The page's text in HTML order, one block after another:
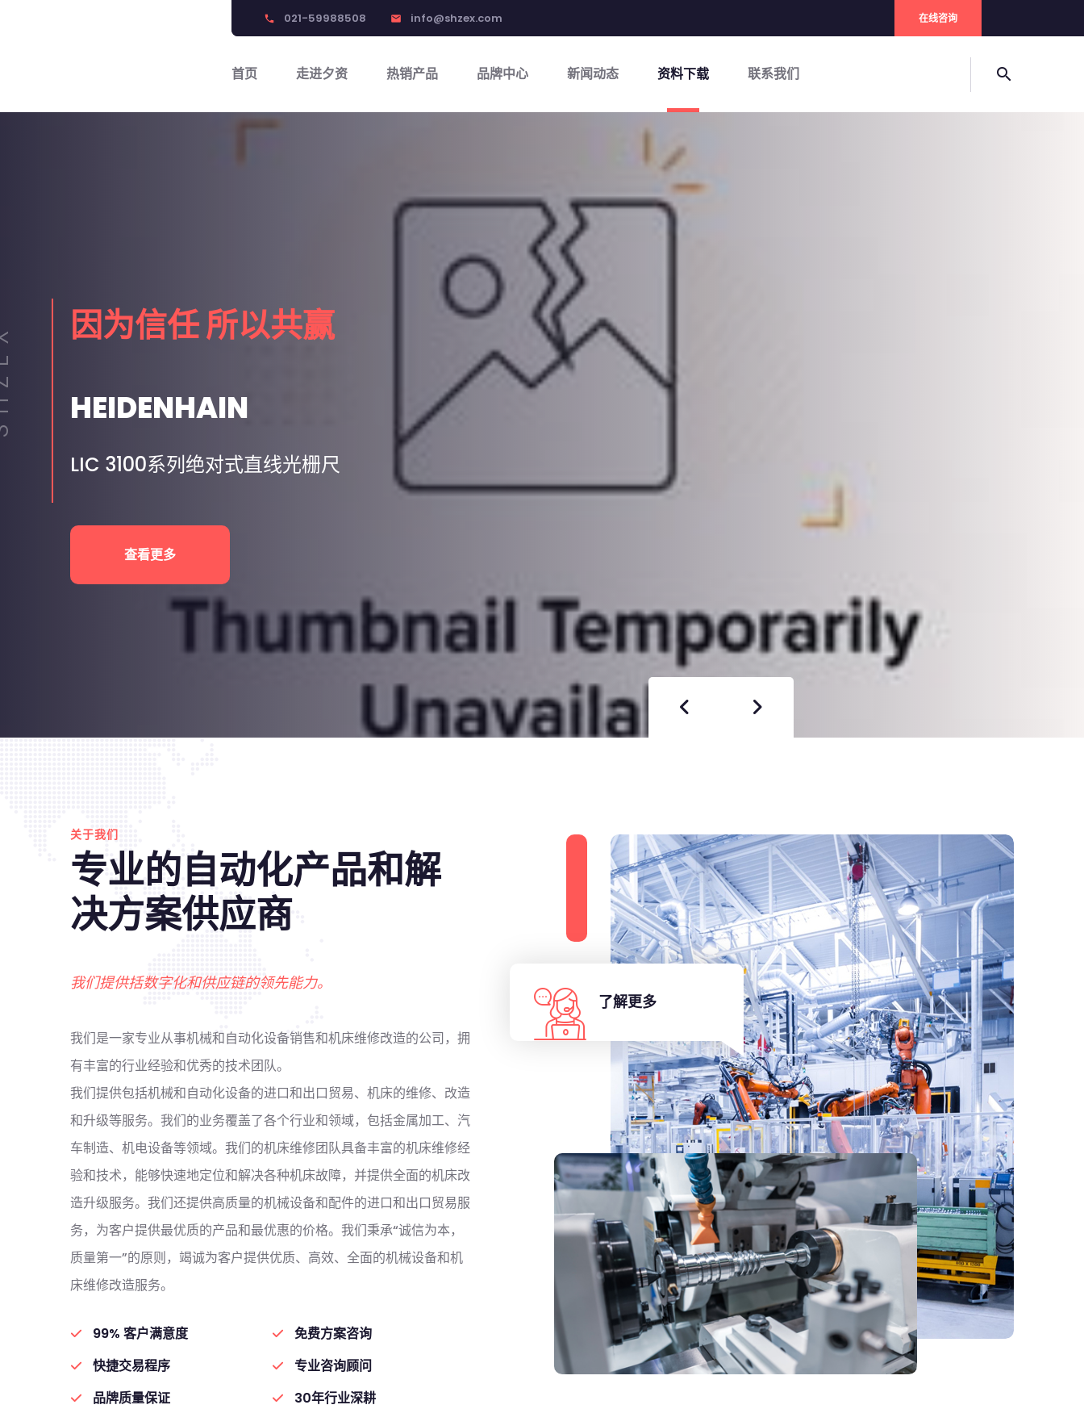
phone 021-59988508 email info@shzex.com 在线咨询
首页 走进夕资 热销产品 品牌中心 新闻动态 资料下载 联系我们 search
因为信任 所以共赢
HEIDENHAIN
LIC 3100系列绝对式直线光栅尺
查看更多
关于我们
专业的自动化产品和解
决方案供应商
我们提供括数字化和供应链的领先能力。
我们是一家专业从事机械和自动化设备销售和机床维修改造的公司，拥
有丰富的行业经验和优秀的技术团队。
我们提供包括机械和自动化设备的进口和出口贸易、机床的维修、改造
和升级等服务。我们的业务覆盖了各个行业和领域，包括金属加工、汽
车制造、机电设备等领域。我们的机床维修团队具备丰富的机床维修经
验和技术，能够快速地定位和解决各种机床故障，并提供全面的机床改
造升级服务。我们还提供高质量的机械设备和配件的进口和出口贸易服
务，为客户提供最优质的产品和最优惠的价格。我们秉承“诚信为本，
质量第一”的原则，竭诚为客户提供优质、高效、全面的机械设备和机
床维修改造服务。
99% 客户满意度
免费方案咨询
快捷交易程序
专业咨询顾问
品牌质量保证
30年行业深耕
了解更多